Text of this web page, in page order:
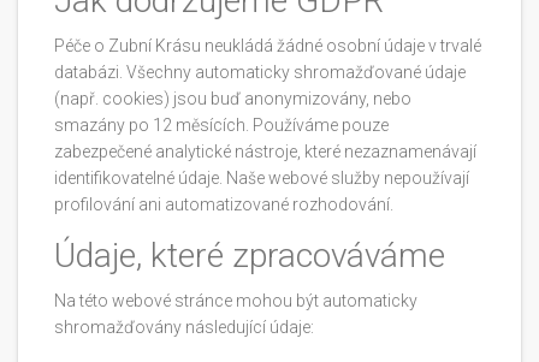
Péče o Zubní Krásu neukládá žádné osobní údaje v trvalé
databázi. Všechny automaticky shromažďované údaje
(např. cookies) jsou buď anonymizovány, nebo
smazány po 12 měsících. Používáme pouze
zabezpečené analytické nástroje, které nezaznamenávají
identifikovatelné údaje. Naše webové služby nepoužívají
profilování ani automatizované rozhodování.
Údaje, které zpracováváme
Na této webové stránce mohou být automaticky
shromažďovány následující údaje: